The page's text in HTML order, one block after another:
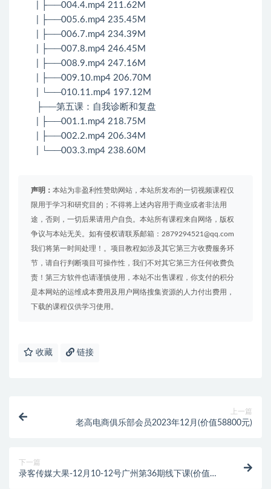
| ├──004.4.mp4 211.62M
| ├──005.6.mp4 235.45M
| ├──006.7.mp4 234.39M
| ├──007.8.mp4 246.45M
| ├──008.9.mp4 247.16M
| ├──009.10.mp4 206.70M
| └──010.11.mp4 197.12M
├──第五课：自我诊断和复盘
| ├──001.1.mp4 218.75M
| ├──002.2.mp4 206.34M
| └──003.3.mp4 238.60M
声明： 本站为非盈利性赞助网站，本站所发布的一切视频课程仅
限用于学习和研究目的；不得将上述内容用于商业或者非法用
途，否则，一切后果请用户自负。本站所有课程来自网络，版权
争议与本站无关。如有侵权请联系邮箱：2879294521@qq.com
我们将第一时间处理！。项目教程如涉及其它第三方收费服务环
节，请自行判断项目可操作性，我们不对其它第三方任何收费负
责！第三方软件也请谨慎使用，本站不出售课程，你支付的积分
是本网站的运维成本费用及用户网络搜集资源的人力付出费用，
下载的课程仅供学习使用。
收藏 链接
上一篇
老高电商俱乐部会员2023年12月(价值58800元)
下一篇
录客传媒大果-12月10-12号广州第36期线下课(价值